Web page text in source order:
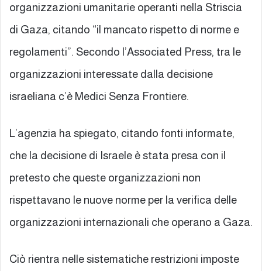
organizzazioni umanitarie operanti nella Striscia
di Gaza, citando “il mancato rispetto di norme e
regolamenti”. Secondo l’Associated Press, tra le
organizzazioni interessate dalla decisione
israeliana c’è Medici Senza Frontiere.
L’agenzia ha spiegato, citando fonti informate,
che la decisione di Israele è stata presa con il
pretesto che queste organizzazioni non
rispettavano le nuove norme per la verifica delle
organizzazioni internazionali che operano a Gaza.
Ciò rientra nelle sistematiche restrizioni imposte